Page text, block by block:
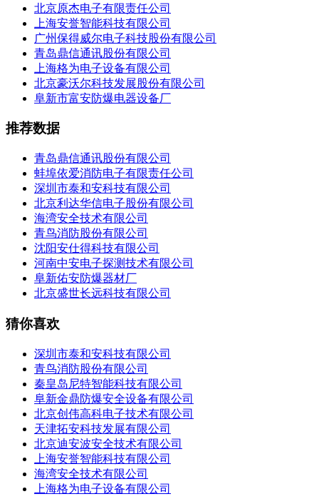
北京原杰电子有限责任公司
上海安誉智能科技有限公司
广州保得威尔电子科技股份有限公司
青岛鼎信通讯股份有限公司
上海格为电子设备有限公司
北京豪沃尔科技发展股份有限公司
阜新市富安防爆电器设备厂
推荐数据
青岛鼎信通讯股份有限公司
蚌埠依爱消防电子有限责任公司
深圳市泰和安科技有限公司
北京利达华信电子股份有限公司
海湾安全技术有限公司
青鸟消防股份有限公司
沈阳安仕得科技有限公司
河南中安电子探测技术有限公司
阜新佑安防爆器材厂
北京盛世长远科技有限公司
猜你喜欢
深圳市泰和安科技有限公司
青鸟消防股份有限公司
秦皇岛尼特智能科技有限公司
阜新金鼎防爆安全设备有限公司
北京创伟高科电子技术有限公司
天津拓安科技发展有限公司
北京迪安波安全技术有限公司
上海安誉智能科技有限公司
海湾安全技术有限公司
上海格为电子设备有限公司